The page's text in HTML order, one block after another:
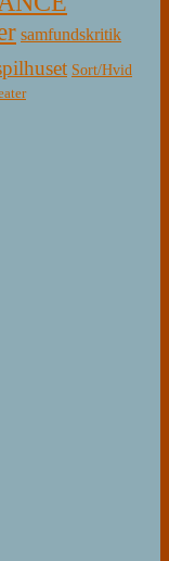
samfundskritik
Sort/Hvid